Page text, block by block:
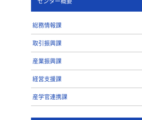
総務情報課
取引振興課
産業振興課
経営支援課
産学官連携課